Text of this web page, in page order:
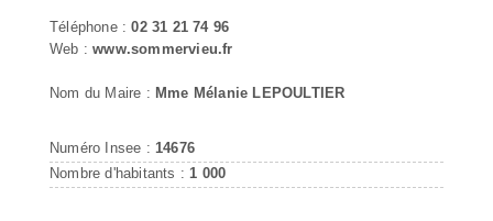
Téléphone :02 31 21 74 96
Web :www.sommervieu.fr
Nom du Maire : Mme Mélanie LEPOULTIER
Numéro Insee : 14676
Nombre d'habitants : 1 000